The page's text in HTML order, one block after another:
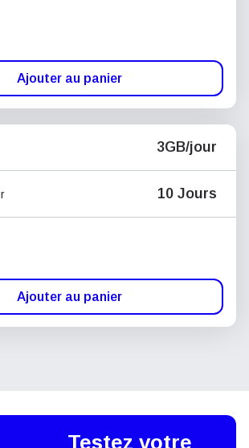
Ajouter au panier
3GB/jour
10 Jours
Ajouter au panier
Testez votre